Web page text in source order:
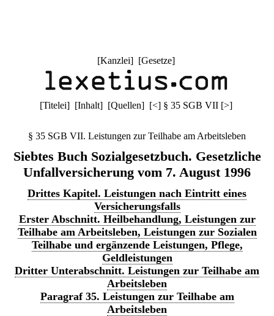
[Kanzlei] [Gesetze]
[Titelei] [Inhalt] [Quellen] [<] § 35 SGB VII [>]
§ 35 SGB VII. Leistungen zur Teilhabe am Arbeitsleben
Siebtes Buch Sozialgesetzbuch. Gesetzliche
Unfallversicherung vom 7. August 1996
Drittes Kapitel. Leistungen nach Eintritt eines
Versicherungsfalls
Erster Abschnitt. Heilbehandlung, Leistungen zur
Teilhabe am Arbeitsleben, Leistungen zur Sozialen
Teilhabe und ergänzende Leistungen, Pflege,
Geldleistungen
Dritter Unterabschnitt. Leistungen zur Teilhabe am
Arbeitsleben
Paragraf 35. Leistungen zur Teilhabe am
Arbeitsleben